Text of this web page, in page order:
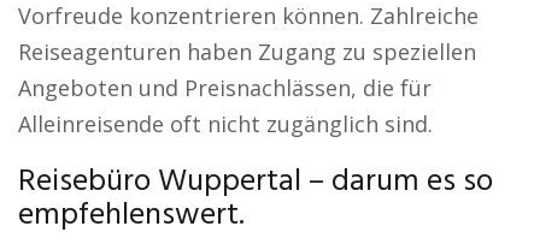
Vorfreude konzentrieren können. Zahlreiche
Reiseagenturen haben Zugang zu speziellen
Angeboten und Preisnachlässen, die für
Alleinreisende oft nicht zugänglich sind.
Reisebüro Wuppertal – darum es so
empfehlenswert.